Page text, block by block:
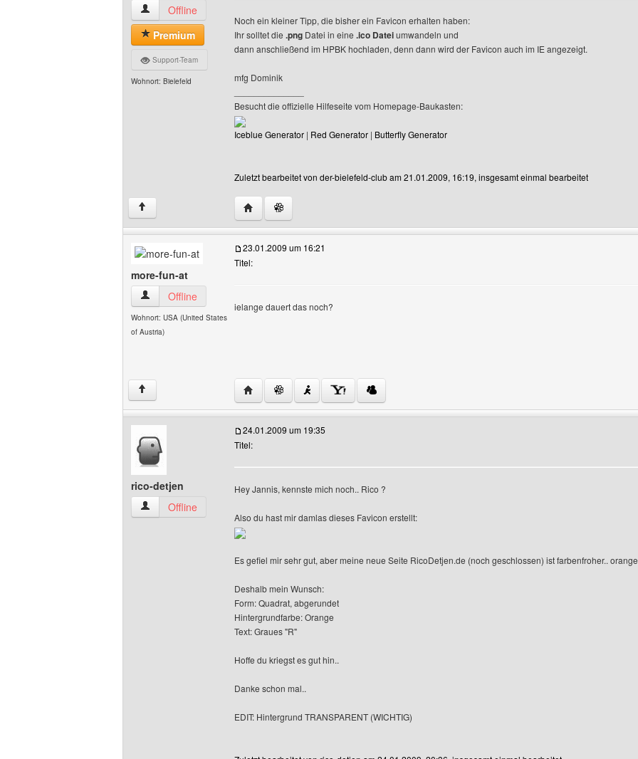
der-bielefeld-club Benutzer-Profile anzeigen
Offline
Premium
Support-Team
Wohnort: Bielefeld
Noch ein kleiner Tipp, die bisher ein Favicon erhalten haben:
Ihr solltet die .png Datei in eine .ico Dateiumwandeln und
dann anschließend im HPBK hochladen, denn dann wird der Favicon auch im IE angezeigt.
mfg Dominik
Besucht die offizielle Hilfeseite vom Homepage-Baukasten:
Iceblue Generator | Red Generator | Butterfly Generator
Zuletzt bearbeitet von der-bielefeld-club am 21.01.2009, 16:19, insgesamt einmal bearbeitet
↑ Website dieses Benutzers besuchen: der-bielefeld-club
more-fun-at
more-fun-at Benutzer-Profile anzeigen
Offline
Wohnort: USA (United States
of Austria)
23.01.2009 um 16:21
Titel:
ielange dauert das noch?
↑ Website dieses Benutzers besuchen: more-fun-at
rico-detjen
rico-detjen Benutzer-Profile anzeigen
Offline
24.01.2009 um 19:35
Titel:
Hey Jannis, kennste mich noch.. Rico ?
Also du hast mir damlas dieses Favicon erstellt:
Es gefiel mir sehr gut, aber meine neue Seite RicoDetjen.de (noch geschlossen) ist farbenfroher..
Deshalb mein Wunsch:
Form: Quadrat, abgerundet
Hintergrundfarbe: Orange
Text: Graues "R"
Hoffe du kriegst es gut hin..
Danke schon mal..
EDIT: Hintergrund TRANSPARENT (WICHTIG)